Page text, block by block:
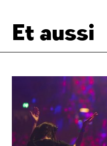
Et aussi